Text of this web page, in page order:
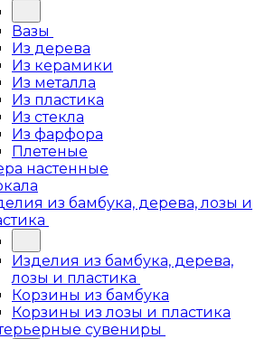
Вазы
Из дерева
Из керамики
Из металла
Из пластика
Из стекла
Из фарфора
Плетеные
настенные
из бамбука, дерева, лозы и
Изделия из бамбука, дерева,
лозы и пластика
Корзины из бамбука
Корзины из лозы и пластика
сувениры